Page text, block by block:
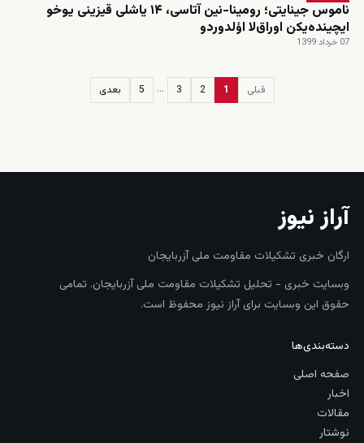
ناموس جینایتی؛ رومینا‌-نین آتاسی، ۱۴ یاشلی قیزینی یوخو
ایچینده‌یکن اوراق‌لا اؤلدوردو
07 خرداد 1399
قبلی 1
2
3
…
5 بعدی
آراز نیوز
ارگان خبری تشکیلات مقاومت ملی آزربایجان
وبسایت خبری - تحلیل تشکیلات مقاومت ملی آزربایجان. تمامی
حقوق این وبسایت برای آراز نیوز محفوظ است.
دسته‌بندی‌ها
صفحه اصلی
اخبار
مقالات
نوشتار